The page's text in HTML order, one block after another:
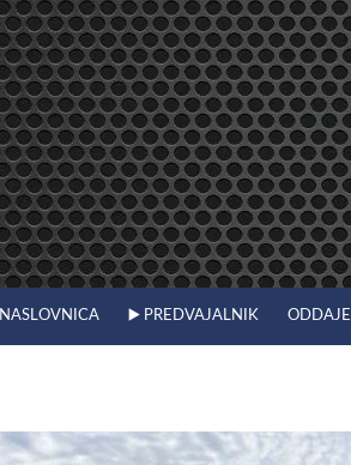
NASLOVNICA ▶️ PREDVAJALNIK ODDAJE